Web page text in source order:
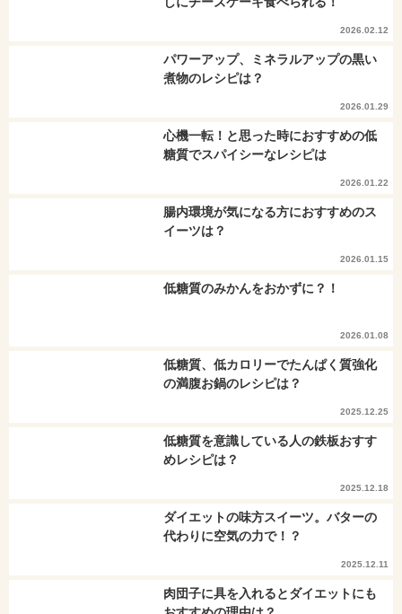
2026.02.12
パワーアップ、ミネラルアップの黒い
煮物のレシピは？
2026.01.29
心機一転！と思った時におすすめの低
糖質でスパイシーなレシピは
2026.01.22
腸内環境が気になる方におすすめのス
イーツは？
2026.01.15
低糖質のみかんをおかずに？！
2026.01.08
低糖質、低カロリーでたんぱく質強化
の満腹お鍋のレシピは？
2025.12.25
低糖質を意識している人の鉄板おすす
めレシピは？
2025.12.18
ダイエットの味方スイーツ。バターの
代わりに空気の力で！？
2025.12.11
肉団子に具を入れるとダイエットにも